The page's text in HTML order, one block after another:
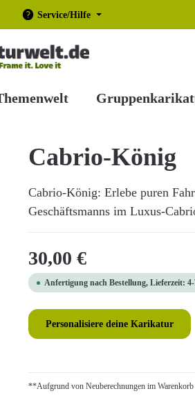
Service/Hilfe
Cabrio-König
Cabrio-König: Erlebe puren
Geschäftsmanns im Luxus-
Regulärer Preis:
30,00 €
Anfertigung nach Bestellung, Lieferzeit:
Personalisiere deine Karikatur
**Aufgrund von Neuberechnungen im